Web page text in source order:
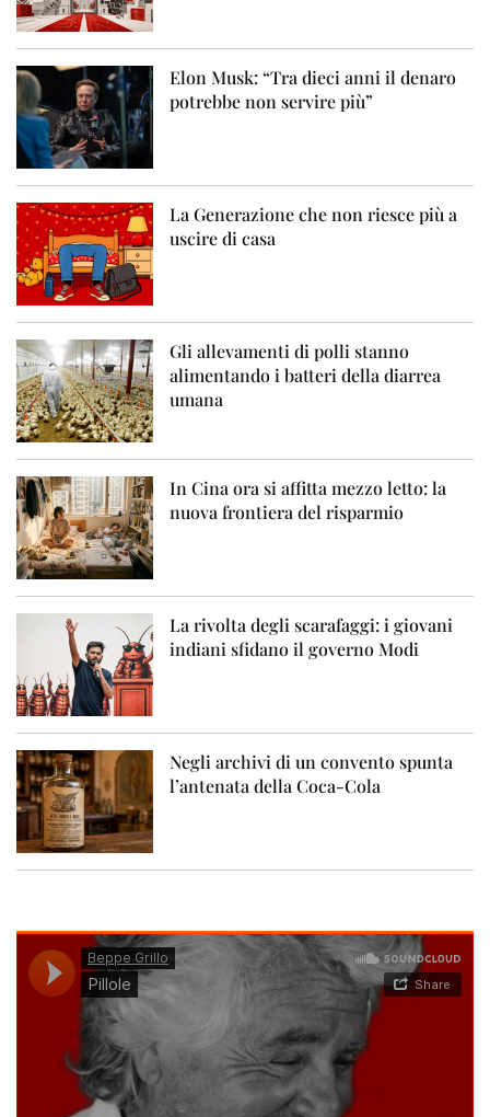
Elon Musk: “Tra dieci anni il denaro
potrebbe non servire più”
La Generazione che non riesce più a
uscire di casa
Gli allevamenti di polli stanno
alimentando i batteri della diarrea
umana
In Cina ora si affitta mezzo letto: la
nuova frontiera del risparmio
La rivolta degli scarafaggi: i giovani
indiani sfidano il governo Modi
Negli archivi di un convento spunta
l’antenata della Coca-Cola